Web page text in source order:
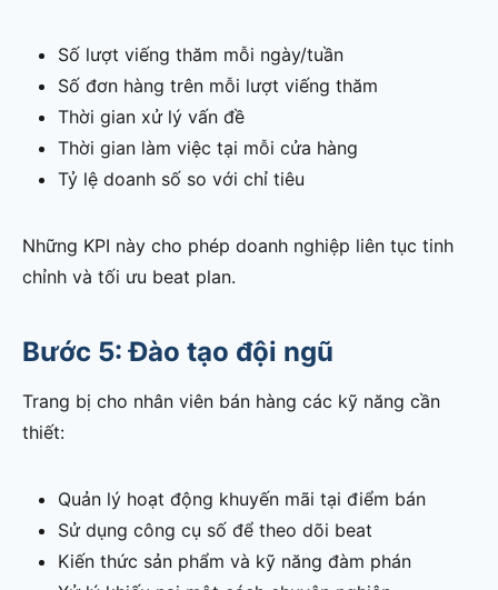
Số lượt viếng thăm mỗi ngày/tuần
Số đơn hàng trên mỗi lượt viếng thăm
Thời gian xử lý vấn đề
Thời gian làm việc tại mỗi cửa hàng
Tỷ lệ doanh số so với chỉ tiêu
Những KPI này cho phép doanh nghiệp liên tục tinh
chỉnh và tối ưu beat plan.
Bước 5: Đào tạo đội ngũ
Trang bị cho nhân viên bán hàng các kỹ năng cần
thiết:
Quản lý hoạt động khuyến mãi tại điểm bán
Sử dụng công cụ số để theo dõi beat
Kiến thức sản phẩm và kỹ năng đàm phán